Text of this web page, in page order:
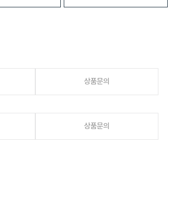
상품문의
상품문의